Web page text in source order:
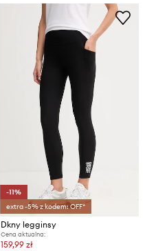
-11%
extra -5% z kodem: OFF*
Dkny legginsy
Cena aktualna:
159,99 zł